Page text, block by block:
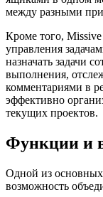
между разными
Кроме того, Missive
управления
назначать задачи
выполнения,
комментариями в
эффективно
текущих проектов.
Функции и
Одной из
возможность